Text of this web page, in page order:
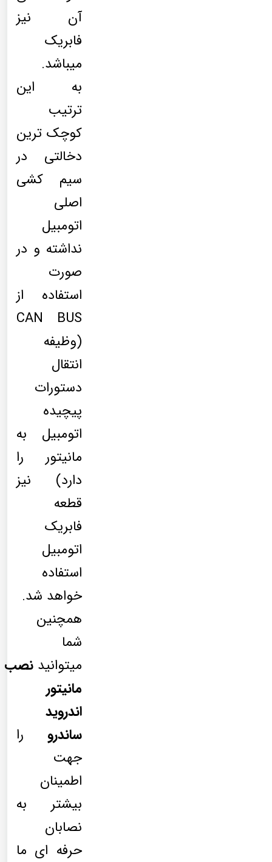
آن نیز
فابریک
میباشد.
به این
ترتیب
کوچک ترین
دخالتی در
سیم کشی
اصلی
اتومبیل
نداشته و در
صورت
استفاده از
CAN BUS
(وظیفه
انتقال
دستورات
پیچیده
اتومبیل به
مانیتور را
دارد) نیز
قطعه
فابریک
اتومبیل
استفاده
خواهد شد.
همچنین
شما
میتوانید نصب
مانیتور
اندروید
ساندرو را
جهت
اطمینان
بیشتر به
نصابان
حرفه ای ما